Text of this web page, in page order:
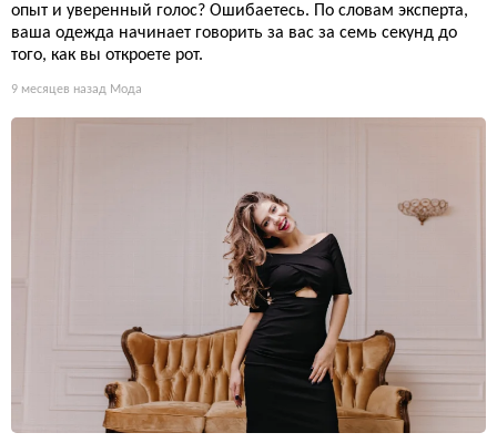
опыт и уверенный голос? Ошибаетесь. По словам эксперта,
ваша одежда начинает говорить за вас за семь секунд до
того, как вы откроете рот.
9 месяцев назад Мода